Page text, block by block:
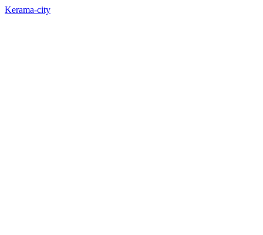
Kerama-city